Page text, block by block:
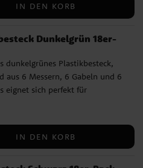
Gabeln und 6 Löffel ✓
IN DEN KORB
Dunkelgrün 18er-
dunkelgrünes Plastikbesteck,
aus 6 Messern, 6 Gabeln und 6
eignet sich perfekt für
denen Sie einfach, praktisch
Messer, 6 Gabeln und 6 Löffel ✓
€
IN DEN KORB